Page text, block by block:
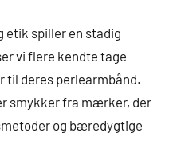
etik spiller en stadig
vi flere kendte tage
til deres perlearmbånd.
smykker fra mærker, der
og bæredygtige